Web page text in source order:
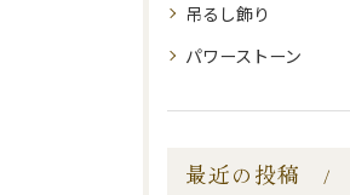
吊るし飾り
パワーストーン
最近の投稿